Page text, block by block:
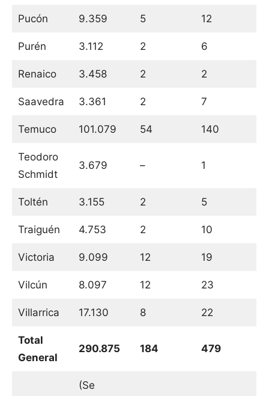
Pucón 9.359 5 12
Purén 3.112 2 6
Renaico 3.458 2 2
Saavedra 3.361 2 7
Temuco 101.079 54 140
Teodoro
Schmidt
3.679 – 1
Toltén 3.155 2 5
Traiguén 4.753 2 10
Victoria 9.099 12 19
Vilcún 8.097 12 23
Villarrica 17.130 8 22
Total
General
290.875 184 479
(Se